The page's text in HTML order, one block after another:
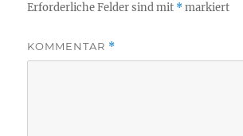
Erforderliche Felder sind mit *markiert
KOMMENTAR *